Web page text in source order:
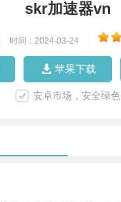
skr加速器vn
时间：2024-03-24
苹果下载
安卓市场，安全绿色